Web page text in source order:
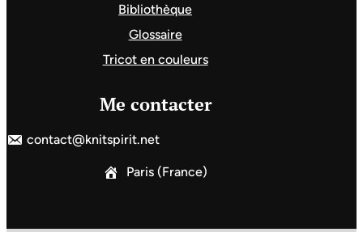
Bibliothèque
Glossaire
Tricot en couleurs
Me contacter
contact@knitspirit.net
Paris (France)